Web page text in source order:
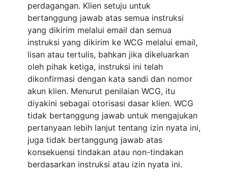
perdagangan. Klien setuju untuk
bertanggung jawab atas semua instruksi
yang dikirim melalui email dan semua
instruksi yang dikirim ke WCG melalui email,
lisan atau tertulis, bahkan jika dikeluarkan
oleh pihak ketiga, instruksi ini telah
dikonfirmasi dengan kata sandi dan nomor
akun klien. Menurut penilaian WCG, itu
diyakini sebagai otorisasi dasar klien. WCG
tidak bertanggung jawab untuk mengajukan
pertanyaan lebih lanjut tentang izin nyata ini,
juga tidak bertanggung jawab atas
konsekuensi tindakan atau non-tindakan
berdasarkan instruksi atau izin nyata ini.